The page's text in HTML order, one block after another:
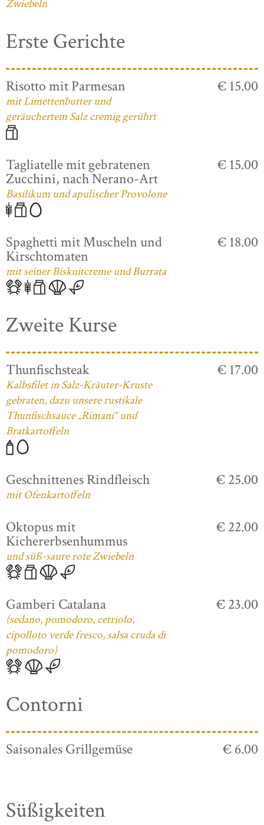
Zwiebeln
Erste Gerichte
Risotto mit Parmesan
mit Limettenbutter und
geräuchertem Salz cremig gerührt
€ 15.00
Tagliatelle mit gebratenen
Zucchini, nach Nerano-Art
Basilikum und apulischer Provolone
€ 15.00
Spaghetti mit Muscheln und
Kirschtomaten
mit seiner Biskuitcreme und Burrata
€ 18.00
Zweite Kurse
Thunfischsteak
Kalbsfilet in Salz-Kräuter-Kruste
gebraten, dazu unsere rustikale
Thunfischsauce „Rimani“ und
Bratkartoffeln
€ 17.00
Geschnittenes Rindfleisch
mit Ofenkartoffeln
€ 25.00
Oktopus mit
Kichererbsenhummus
und süß-saure rote Zwiebeln
€ 22.00
Gamberi Catalana
(sedano, pomodoro, cetriolo,
cipolloto verde fresco, salsa cruda di
pomodoro)
€ 23.00
Contorni
Saisonales Grillgemüse € 6.00
Süßigkeiten